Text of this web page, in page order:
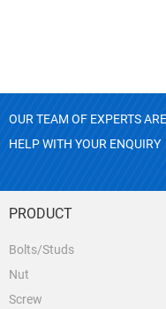
OUR TEAM OF EXPERTS
HELP WITH YOUR ENQUIRY
PRODUCT
Bolts/Studs
Nut
Screw